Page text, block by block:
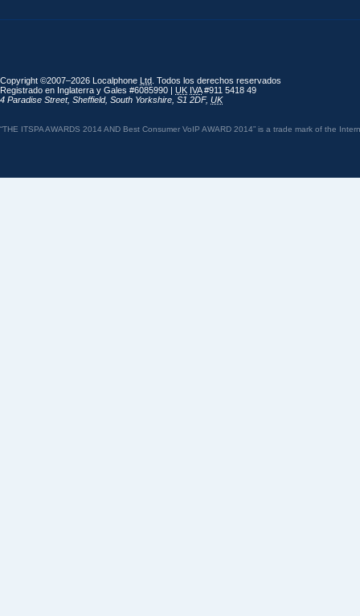
Copyright ©2007–2026 Localphone Ltd . Todos los derechos reservados
Registrado en Inglaterra y Gales #6085990 | UK IVA#911 5418 49
4 Paradise Street, Sheffield, South Yorkshire S1 2DF, UK
“THE ITSPA AWARDS 2014 AND Best Consumer VoIP AWARD 2014” is a trade mark of the